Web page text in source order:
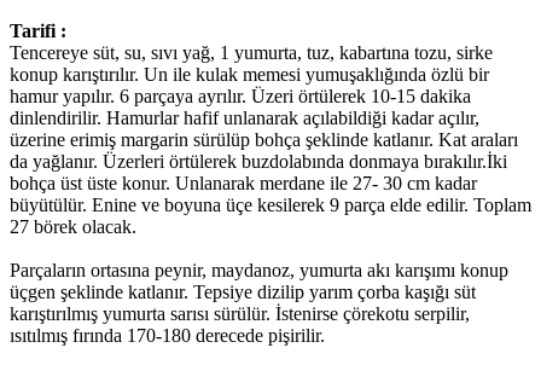
Tarifi :
Tencereye süt, su, sıvı yağ, 1 yumurta, tuz, kabartına tozu, sirke
konup karıştırılır. Un ile kulak memesi yumuşaklığında özlü bir
hamur yapılır. 6 parçaya ayrılır. Üzeri örtülerek 10-15 dakika
dinlendirilir. Hamurlar hafif unlanarak açılabildiği kadar açılır,
üzerine erimiş margarin sürülüp bohça şeklinde katlanır. Kat araları
da yağlanır. Üzerleri örtülerek buzdolabında donmaya bırakılır.İki
bohça üst üste konur. Unlanarak merdane ile 27- 30 cm kadar
büyütülür. Enine ve boyuna üçe kesilerek 9 parça elde edilir. Toplam
27 börek olacak.
Parçaların ortasına peynir, maydanoz, yumurta akı karışımı konup
üçgen şeklinde katlanır. Tepsiye dizilip yarım çorba kaşığı süt
karıştırılmış yumurta sarısı sürülür. İstenirse çörekotu serpilir,
ısıtılmış fırında 170-180 derecede pişirilir.